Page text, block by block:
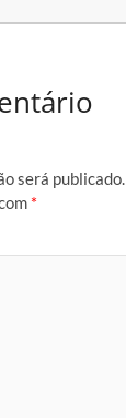
será publicado.
*